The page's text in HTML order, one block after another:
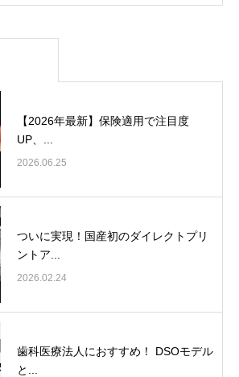
【2026年最新】保険適用で注目度
UP、...
2026.06.25
ついに実現！国産初のダイレクトプリ
ントア...
2026.02.24
歯科医療法人におすすめ！ DSOモデル
と...